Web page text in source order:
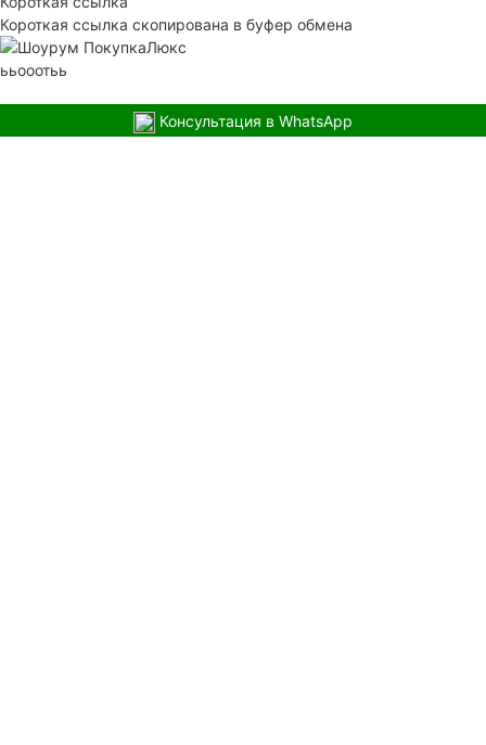
Короткая ссылка скопирована в буфер обмена
ььооотьь
Консультация в WhatsApp